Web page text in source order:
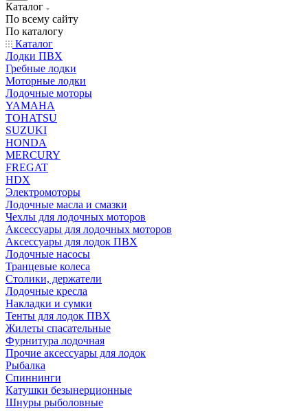
Каталог
По всему сайту
По каталогу
Каталог
Лодки ПВХ
Гребные лодки
Моторные лодки
Лодочные моторы
YAMAHA
TOHATSU
SUZUKI
HONDA
MERCURY
FREGAT
HDX
Электромоторы
Лодочные масла и смазки
Чехлы для лодочных моторов
Аксессуары для лодочных моторов
Аксессуары для лодок ПВХ
Лодочные насосы
Транцевые колеса
Столики, держатели
Лодочные кресла
Накладки и сумки
Тенты для лодок ПВХ
Жилеты спасательные
Фурнитура лодочная
Прочие аксессуары для лодок
Рыбалка
Спиннинги
Катушки безынерционные
Шнуры рыболовные